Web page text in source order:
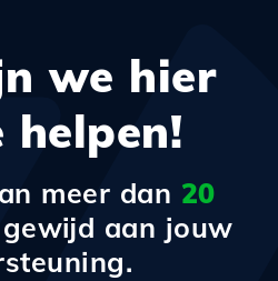
we hier
helpen!
meer dan 20
gewijd aan jouw